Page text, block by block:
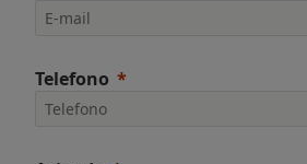
Telefono